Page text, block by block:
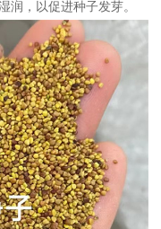
润，以促进种子发芽。